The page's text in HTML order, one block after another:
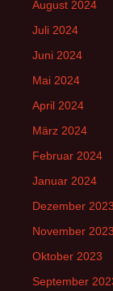
August 2024
Juli 2024
Juni 2024
Mai 2024
April 2024
März 2024
Februar 2024
Januar 2024
Dezember 2023
November 2023
Oktober 2023
September